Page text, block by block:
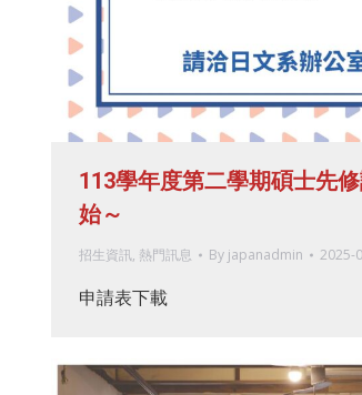
113學年度第二學期碩士先
始～
招生資訊, 熱門訊息 By japanadmin 2025-
申請表下載